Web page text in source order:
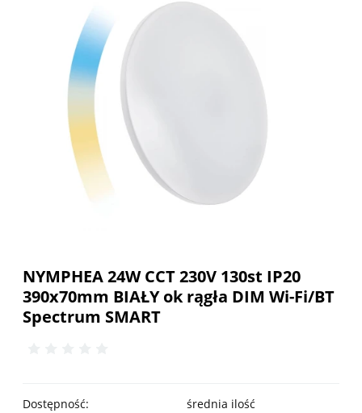
NYMPHEA 24W CCT 230V 130st IP20
390x70mm BIAŁY ok rągła DIM Wi-Fi/BT
Spectrum SMART
Dostępność:
średnia ilość